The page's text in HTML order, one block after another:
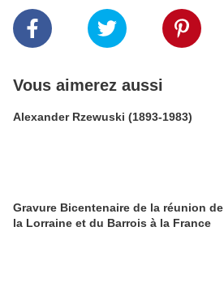
Vous aimerez aussi
Alexander Rzewuski (1893-1983)
Gravure Bicentenaire de la réunion de
la Lorraine et du Barrois à la France